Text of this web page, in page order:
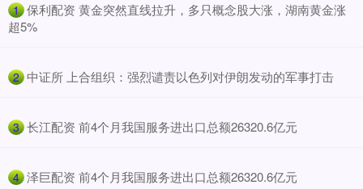
1 ​保利配资 黄金突然直线拉升，多只概念股大涨，湖南黄金涨
超5%
2 ​中证所 上合组织：强烈谴责以色列对伊朗发动的军事打击
3 ​长江配资 前4个月我国服务进出口总额26320.6亿元
4 ​泽巨配资 前4个月我国服务进出口总额26320.6亿元